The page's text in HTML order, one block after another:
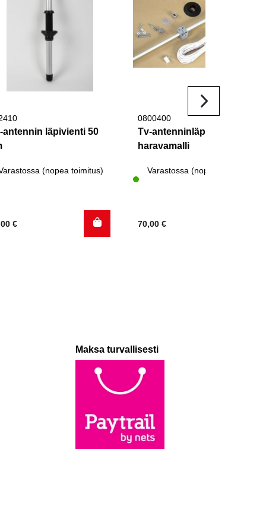
antennin läpivienti 50
(nopea toimitus)
€
0800400
Tv-antenninläpivienti
haravamalli
Varastossa (nopea toimitus)
70,00€
Maksa turvallisesti